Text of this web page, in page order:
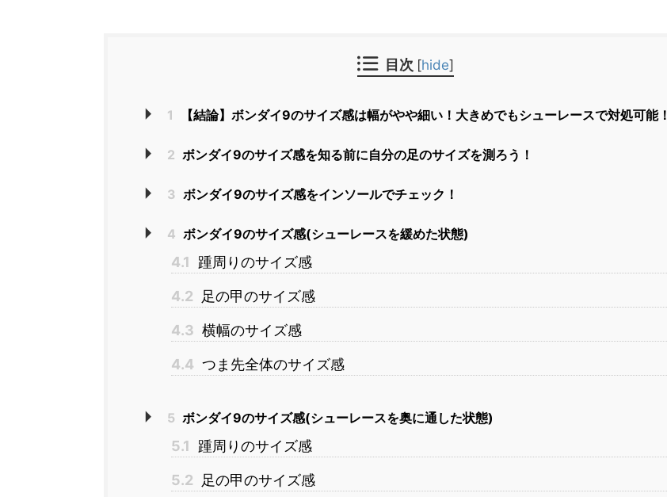
目次 [hide]
1 【結論】ボンダイ9のサイズ感は幅がやや細い！大きめでもシューレースで対処可能！
2 ボンダイ9のサイズ感を知る前に自分の足のサイズを測ろう！
3 ボンダイ9のサイズ感をインソールでチェック！
4 ボンダイ9のサイズ感(シューレースを緩めた状態)
4.1 踵周りのサイズ感
4.2 足の甲のサイズ感
4.3 横幅のサイズ感
4.4 つま先全体のサイズ感
5 ボンダイ9のサイズ感(シューレースを奥に通した状態)
5.1 踵周りのサイズ感
5.2 足の甲のサイズ感